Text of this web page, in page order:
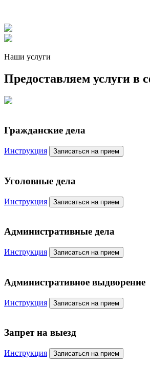
Наши услуги
Предоставляем услуги в
Гражданские дела
Инструкция Записаться на прием
Уголовные дела
Инструкция Записаться на прием
Административные дела
Инструкция Записаться на прием
Административное выдворение
Инструкция Записаться на прием
Запрет на выезд
Инструкция Записаться на прием